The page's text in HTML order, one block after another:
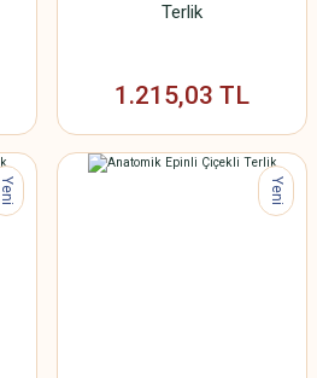
Terlik
1.215,03 TL
Yeni Yeni